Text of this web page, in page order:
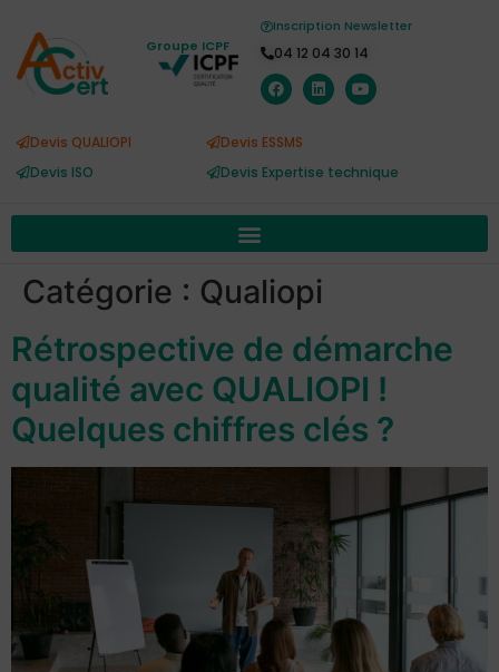
Inscription Newsletter
04 12 04 30 14
Groupe ICPF
Devis QUALIOPI
Devis ISO
Devis ESSMS
Devis Expertise technique
Catégorie : Qualiopi
Rétrospective de démarche
qualité avec QUALIOPI !
Quelques chiffres clés ?